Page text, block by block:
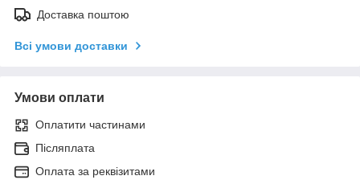
Доставка поштою
Всі умови доставки
Умови оплати
Оплатити частинами
Післяплата
Оплата за реквізитами